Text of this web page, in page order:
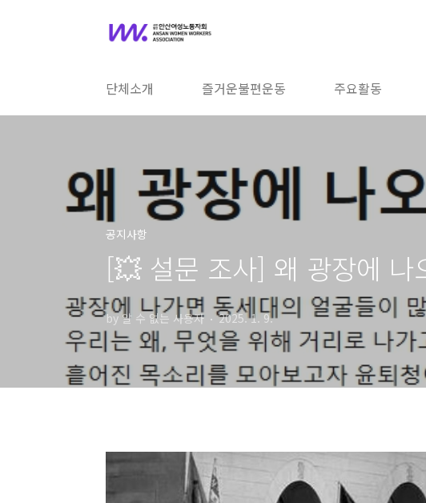
단체소개 즐거운불편운동 주요활동
공지사항
[💥 설문 조사] 왜 광장에 나
by 알 수 없는 사용자 2025. 1. 9.